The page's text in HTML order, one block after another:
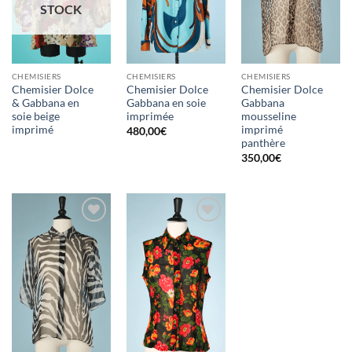
STOCK
CHEMISIERS
Chemisier Dolce
& Gabbana en
soie beige
imprimé
CHEMISIERS
Chemisier Dolce
Gabbana en soie
imprimée
480,00€
CHEMISIERS
Chemisier Dolce
Gabbana
mousseline
imprimé
panthère
350,00€
Ajouter
à la liste
d'envies
Ajouter
à la liste
d'envies